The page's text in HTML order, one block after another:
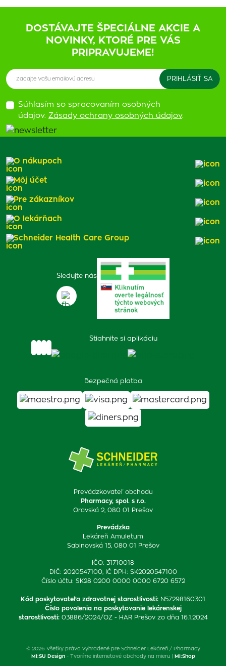
DOSTÁVAJTE ŠPECIÁLNE AKCIE A
NOVINKY, KTORÉ PRE VÁS
PRIPRAVUJEME!
Súhlasím so spracovaním osobných
údajov. Zásady ochrany osobných údajov.
Prevádzkovateľ obchodu
Pharmacy, spol. s r.o.
Oravská 2, 080 01 Prešov
Prevádzka
Lekáreň Amuletum
Sabinovská 15, 080 01 Prešov
IČO: 31710018
DIČ: 2020547100, IČ DPH: SK2020547100
Číslo účtu: SK28 0200 0000 0000 6720 6572
Kód poskytovateľa zdravotnej starostlivosti: N57298160301
Číslo povolenia na poskytovanie lekárenskej
starostlivosti: 03886/2024/OZ - HAR Prešov zo dňa 16.1.2024
Sledujte nás
Stiahnite si aplikáciu
Bezpečná platba
O nákupoch
Môj účet
Pre zákazníkov
O lekárňach
Schneider Health Care Group
© 2026 Všetky práva vyhradené pre Schneider Lekáreň / Pharmacy
MI:SU Design- Tvoríme internetové obchody na mieru | MI:Shop